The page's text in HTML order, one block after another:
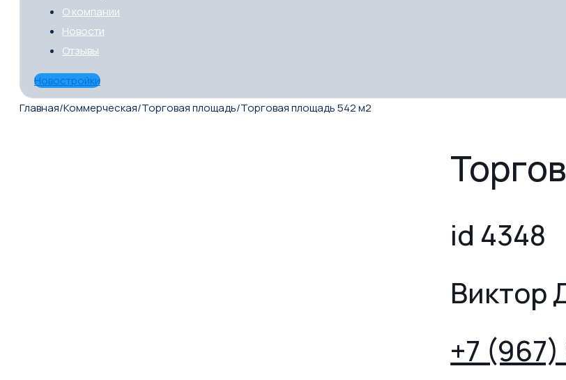
О компании
Новости
Отзывы
Новостройки
Главная/Коммерческая/Торговая площадь/Торговая площадь 542 м2
id 4348
Виктор
+7